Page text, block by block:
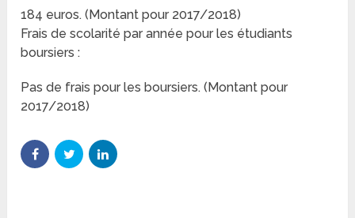
184 euros. (Montant pour 2017/2018)
Frais de scolarité par année pour les étudiants
boursiers :
Pas de frais pour les boursiers. (Montant pour
2017/2018)